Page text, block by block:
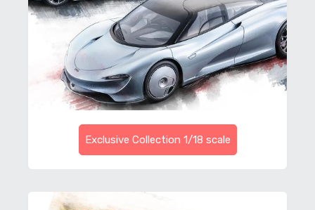
Exclusive Collection 1/18 scale